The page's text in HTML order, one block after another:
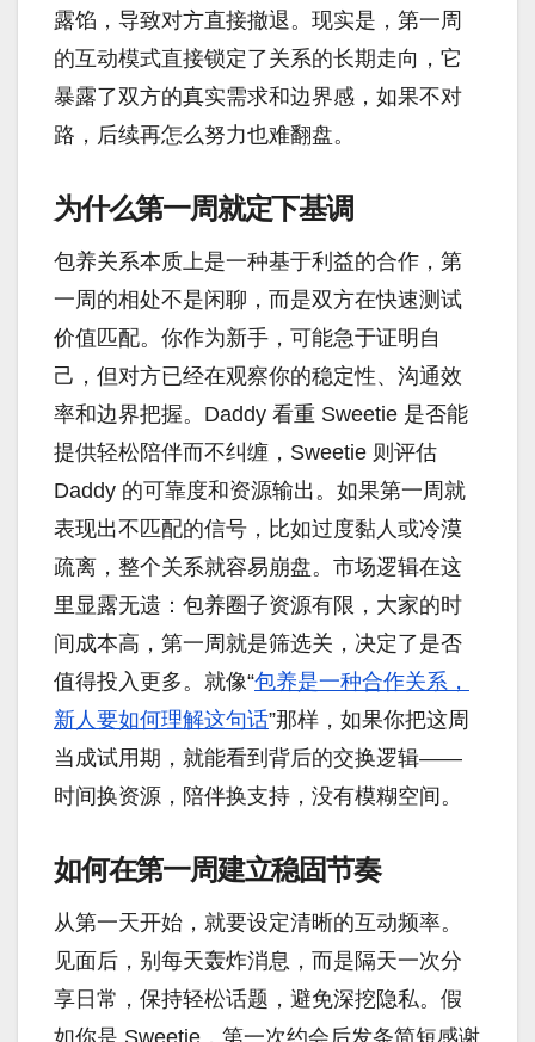
露馅，导致对方直接撤退。现实是，第一周
的互动模式直接锁定了关系的长期走向，它
暴露了双方的真实需求和边界感，如果不对
路，后续再怎么努力也难翻盘。
为什么第一周就定下基调
包养关系本质上是一种基于利益的合作，第
一周的相处不是闲聊，而是双方在快速测试
价值匹配。你作为新手，可能急于证明自
己，但对方已经在观察你的稳定性、沟通效
率和边界把握。Daddy 看重 Sweetie 是否能
提供轻松陪伴而不纠缠，Sweetie 则评估
Daddy 的可靠度和资源输出。如果第一周就
表现出不匹配的信号，比如过度黏人或冷漠
疏离，整个关系就容易崩盘。市场逻辑在这
里显露无遗：包养圈子资源有限，大家的时
间成本高，第一周就是筛选关，决定了是否
值得投入更多。就像“包养是一种合作关系，
新人要如何理解这句话”那样，如果你把这周
当成试用期，就能看到背后的交换逻辑——
时间换资源，陪伴换支持，没有模糊空间。
如何在第一周建立稳固节奏
从第一天开始，就要设定清晰的互动频率。
见面后，别每天轰炸消息，而是隔天一次分
享日常，保持轻松话题，避免深挖隐私。假
如你是 Sweetie，第一次约会后发条简短感谢